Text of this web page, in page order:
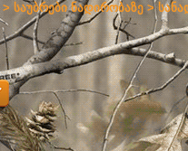
>საუბრები ნადირობაზე>